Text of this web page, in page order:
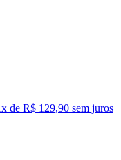
x de R$ 129,90 sem juros